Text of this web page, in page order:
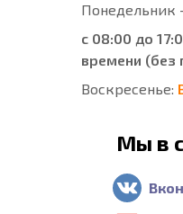
Понедельник
с 08:00 до
времени (без
Воскресенье:
Мы в